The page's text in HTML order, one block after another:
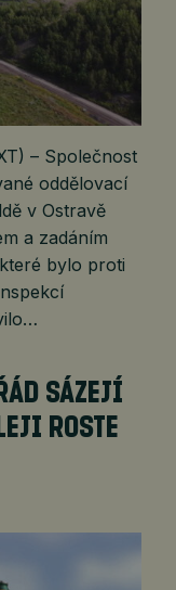
– Společnost
oddělovací
v Ostravě
a zadáním
bylo proti
SÁZEJÍ
ROSTE